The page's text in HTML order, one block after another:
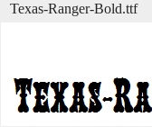
Texas-Ranger-Bold.ttf